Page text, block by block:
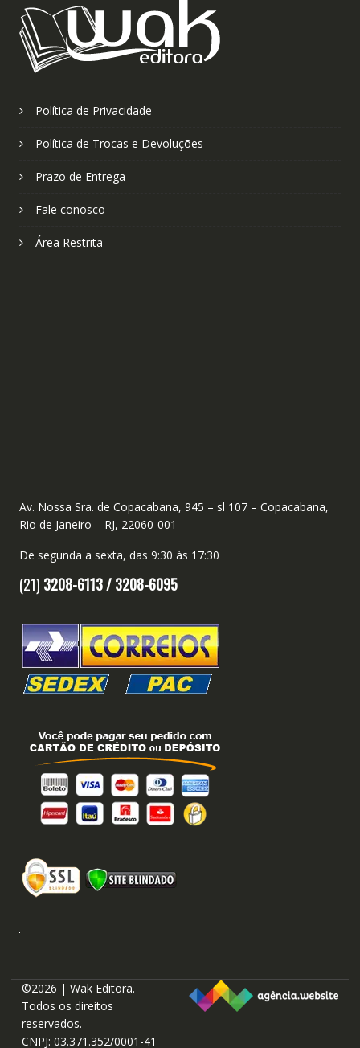
Política de Privacidade
Política de Trocas e Devoluções
Prazo de Entrega
Fale conosco
Área Restrita
Av. Nossa Sra. de Copacabana, 945 – sl 107 – Copacabana,
Rio de Janeiro – RJ, 22060-001
De segunda a sexta, das 9:30 às 17:30
(21) 3208-6113 /3208-6095
©2026 | Wak Editora.
Todos os direitos
reservados.
CNPJ: 03.371.352/0001-41